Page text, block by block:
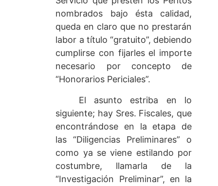
nombrados bajo ésta calidad,
queda en claro que no prestarán
labor a título “gratuito”, debiendo
cumplirse con fijarles el importe
necesario por concepto de
“Honorarios Periciales”.
El asunto estriba en lo
siguiente; hay Sres. Fiscales, que
encontrándose en la etapa de
las “Diligencias Preliminares” o
como ya se viene estilando por
costumbre, llamarla de la
“Investigación Preliminar”, en la